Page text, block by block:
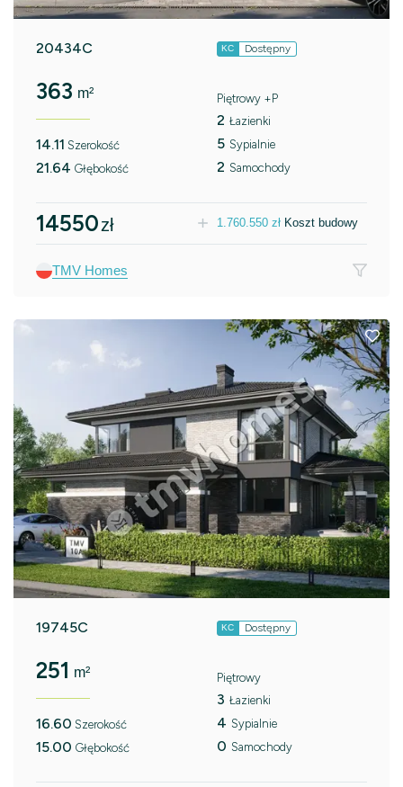
20434C KC Dostępny
363 m²
14.11 Szerokość
21.64 Głębokość
Piętrowy +P
2 Łazienki
5 Sypialnie
2 Samochody
14550zł 1.760.550 zł Koszt budowy
TMV Homes
19745C KC Dostępny
251 m²
16.60 Szerokość
15.00 Głębokość
Piętrowy
3 Łazienki
4 Sypialnie
0 Samochody